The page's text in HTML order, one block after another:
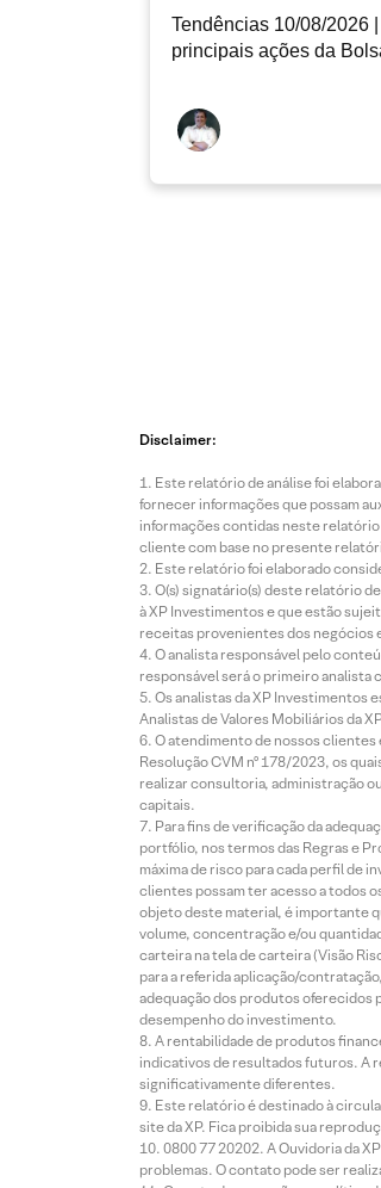
Tendências 10/08/2026
principais ações da
Disclaimer:
Este relatório de análise foi
fornecer informações que possam
informações contidas neste relatório
cliente com base no presente
Este relatório foi elaborado
O(s) signatário(s) deste relatório
à XP Investimentos e que estão
receitas provenientes dos negócios
O analista responsável pelo
responsável será o primeiro analista
Os analistas da XP Investimentos
Analistas de Valores Mobiliários da
O atendimento de nossos clientes
Resolução CVM nº 178/2023, os
realizar consultoria, administração
capitais.
Para fins de verificação da
portfólio, nos termos das Regras e
máxima de risco para cada perfil de
clientes possam ter acesso a todos
objeto deste material, é importante
volume, concentração e/ou
carteira na tela de carteira (Visão
para a referida aplicação/
adequação dos produtos oferecidos
desempenho do investimento.
A rentabilidade de produtos
indicativos de resultados futuros. A
significativamente diferentes.
Este relatório é destinado à
site da XP. Fica proibida sua
0800 77 20202. A Ouvidoria da
problemas. O contato pode ser